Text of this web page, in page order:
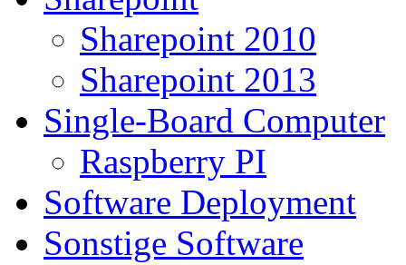
Sharepoint 2010
Sharepoint 2013
Single-Board Computer
Raspberry PI
Software Deployment
Sonstige Software